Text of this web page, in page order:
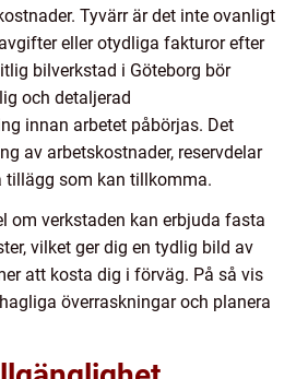
Tyvärr är det inte ovanligt
eller otydliga fakturor efter
bilverkstad i Göteborg bör
och detaljerad
innan arbetet påbörjas. Det
av arbetskostnader, reservdelar
tillägg som kan tillkomma.
om verkstaden kan erbjuda fasta
vilket ger dig en tydlig bild av
att kosta dig i förväg. På så vis
överraskningar och planera